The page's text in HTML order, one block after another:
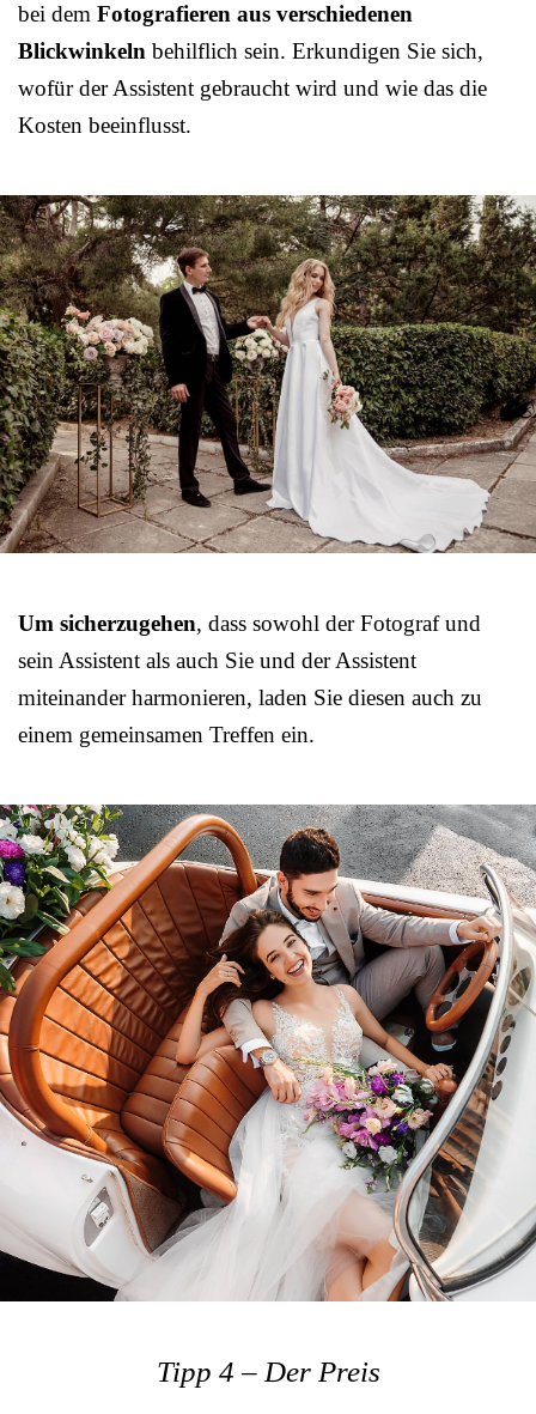
bei dem Fotografieren aus verschiedenen
Blickwinkeln behilflich sein. Erkundigen Sie sich,
wofür der Assistent gebraucht wird und wie das die
Kosten beeinflusst.
Um sicherzugehen, dass sowohl der Fotograf und
sein Assistent als auch Sie und der Assistent
miteinander harmonieren, laden Sie diesen auch zu
einem gemeinsamen Treffen ein.
Tipp 4 – Der Preis